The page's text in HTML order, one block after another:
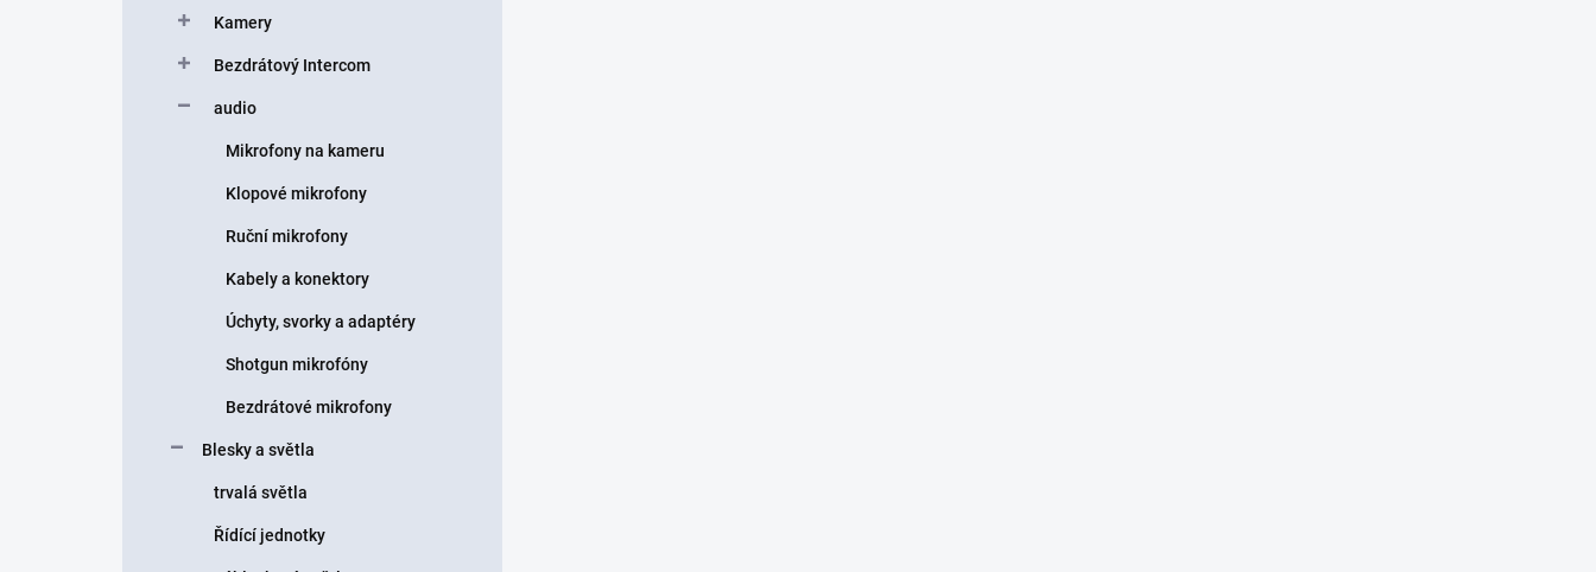
Kamery
Bezdrátový Intercom
audio
Mikrofony na kameru
Klopové mikrofony
Ruční mikrofony
Kabely a konektory
Úchyty, svorky a adaptéry
Shotgun mikrofóny
Bezdrátové mikrofony
Blesky a světla
trvalá světla
Řídící jednotky